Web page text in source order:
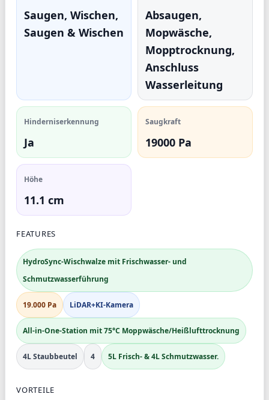
Saugen, Wischen,
Saugen & Wischen
Absaugen,
Mopwäsche,
Mopptrocknung,
Anschluss
Wasserleitung
Hinderniserkennung
Ja
Saugkraft
19000 Pa
Höhe
11.1 cm
FEATURES
HydroSync-Wischwalze mit Frischwasser- und
Schmutzwasserführung
19.000 Pa LiDAR+KI-Kamera
All-in-One-Station mit 75°C Moppwäsche/Heißlufttrocknung
4L Staubbeutel 4 5L Frisch- & 4L Schmutzwasser.
VORTEILE